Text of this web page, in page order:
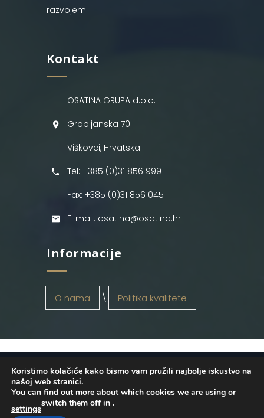
razvojem.
Kontakt
OSATINA GRUPA d.o.o.
Grobljanska 70
Viškovci, Hrvatska
Tel: +385 (0)31 856 999
Fax: +385 (0)31 856 045
E-mail: osatina@osatina.hr
Informacije
O nama Politika kvalitete
OSATINA GRUPA d.o.o. 2026
. Configured
byINFOS Osijek. Sva prava pridržana.
Koristimo kolačiće kako bismo vam pružili najbolje iskustvo na
našoj web stranici.
You can find out more about which cookies we are using or
switch them off in
settings
.